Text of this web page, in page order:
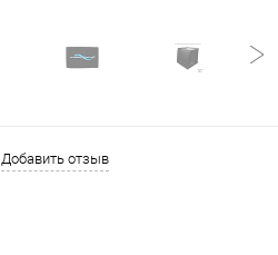
Добавить отзыв